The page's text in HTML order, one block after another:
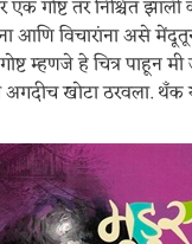
एक गोष्ट तर निश्चित
आणि विचारांना असे
म्हणजे हे चित्र पाहून मी
अगदीच खोटा ठरवला.